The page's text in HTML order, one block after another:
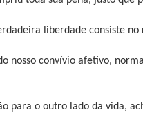
liberdade consiste
nosso convívio afetivo,
para o outro lado da vida,